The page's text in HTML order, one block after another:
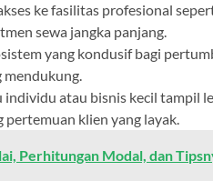
ke fasilitas profesional
sewa jangka panjang.
yang kondusif bagi
individu atau bisnis kecil tampil
klien yang layak.
Perhitungan Modal, dan